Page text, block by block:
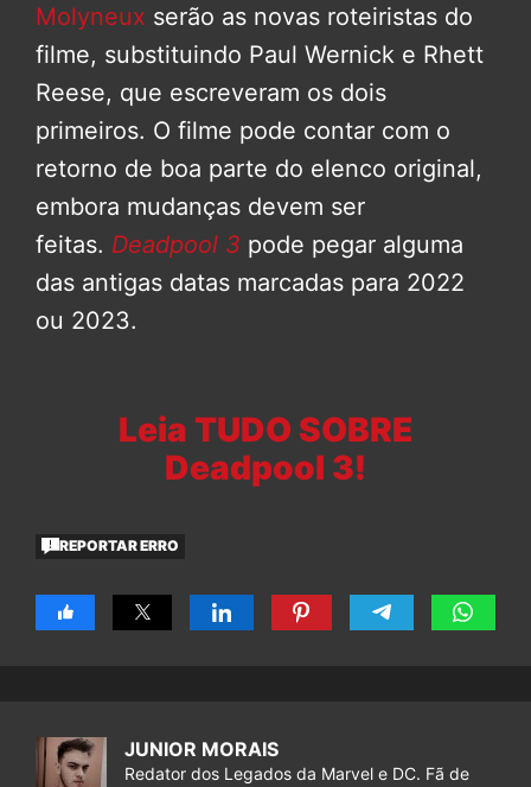
Molyneux serão as novas roteiristas do
filme, substituindo Paul Wernick e Rhett
Reese, que escreveram os dois
primeiros. O filme pode contar com o
retorno de boa parte do elenco original,
embora mudanças devem ser
feitas. Deadpool 3 pode pegar alguma
das antigas datas marcadas para 2022
ou 2023.
Leia TUDO SOBRE
Deadpool 3!
REPORTAR ERRO
JUNIOR MORAIS
Redator dos Legados da Marvel e DC. Fã de